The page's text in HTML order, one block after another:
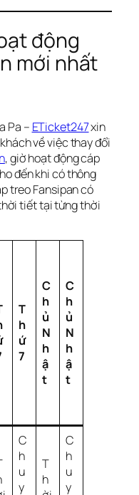
động
mới nhất
Pa – ETicket247xin
về việc thay đổi
, giờ hoạt động cáp
đến khi có thông
treo Fansipan có
tiết tại từng thời
T
h
ứ
7
C
h
ủ
N
h
ậ
t
C
h
ủ
N
h
ậ
t
C
h
u
y
T
h
C
h
u
y